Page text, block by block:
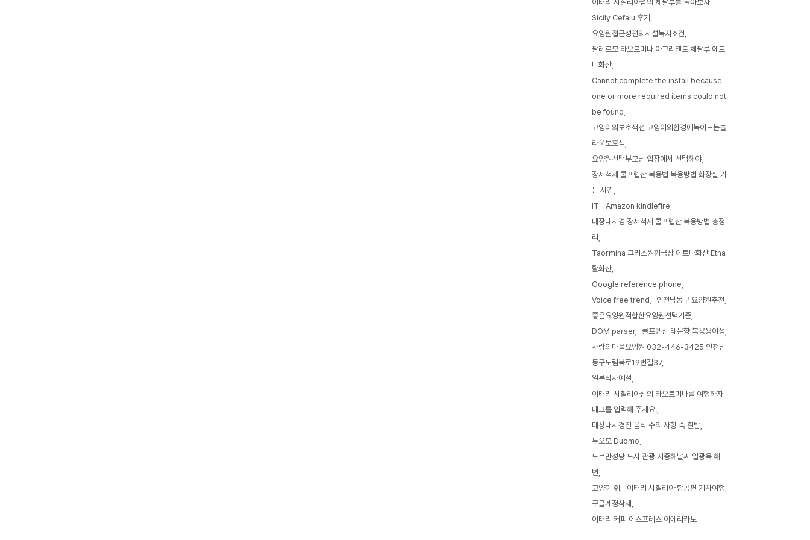
이태리 시칠리아섬의 체팔루를 돌아보자
Sicily Cefalu 후기
요양원접근성편의시설녹지조건
팔레르모 타오르미나 아그리젠토 체팔루 에트
나화산
Cannot complete the install because
one or more required items could not
be found
고양이의보호색선 고양이의환경에녹아드는놀
라운보호색
요양원선택부모님 입장에서 선택해야
장세척제 쿨프렙산 복용법 복용방법 화장실 가
는 시간
IT
Amazon kindlefire
대장내시경 장세척제 쿨프렙산 복용방법 총정
리
Taormina 그리스원형극장 에트나화산 Etna
활화산
Google reference phone
Voice free trend
인천남동구 요양원추천
좋은요양원적합한요양원선택기준
DOM parser
쿨프렙산 레몬향 복용용이성
사랑의마을요양원 032-446-3425 인천남
동구도림북로19번길37
일본식사예절
이태리 시칠리아섬의 타오르미나를 여행하자
태그를 입력해 주세요.
대장내시경전 음식 주의 사항 죽 흰밥
두오모 Duomo
노르만성당 도시 관광 지중해날씨 일광욕 해
변
고양이 쥐
이태리 시칠리아 항공편 기차여행
구글계정삭제
이태리 커피 에스프레스 아메리카노